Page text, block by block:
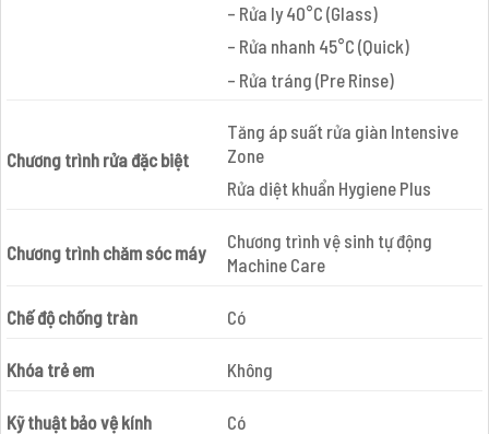
– Rửa ly 40°C (Glass)
– Rửa nhanh 45°C (Quick)
– Rửa tráng (Pre Rinse)
Chương trình rửa đặc biệt
Tăng áp suất rửa giàn Intensive
Zone
Rửa diệt khuẩn Hygiene Plus
Chương trình chăm sóc máy
Chương trình vệ sinh tự động
Machine Care
Chế độ chống tràn Có
Khóa trẻ em Không
Kỹ thuật bảo vệ kính Có